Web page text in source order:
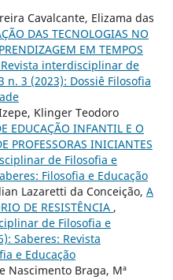
Cavalcante, Elizama das
DAS TECNOLOGIAS NO
EM TEMPOS
interdisciplinar de
n. 3 (2023): Dossiê Filosofia
Klinger Teodoro
EDUCAÇÃO INFANTIL E O
PROFESSORAS INICIANTES
de Filosofia e
Filosofia e Educação
Lazaretti da Conceição, A
DE RESISTÊNCIA ,
de Filosofia e
Saberes: Revista
e Educação
Nascimento Braga, Mª